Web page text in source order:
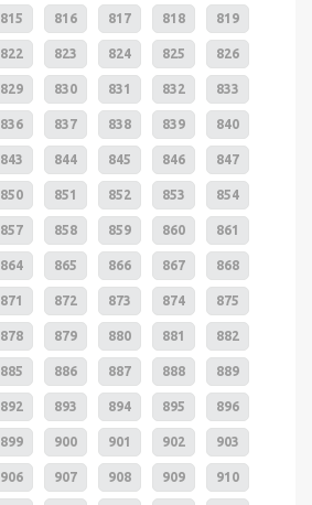
815 816 817 818 819
822 823 824 825 826
829 830 831 832 833
836 837 838 839 840
843 844 845 846 847
850 851 852 853 854
857 858 859 860 861
864 865 866 867 868
871 872 873 874 875
878 879 880 881 882
885 886 887 888 889
892 893 894 895 896
899 900 901 902 903
906 907 908 909 910